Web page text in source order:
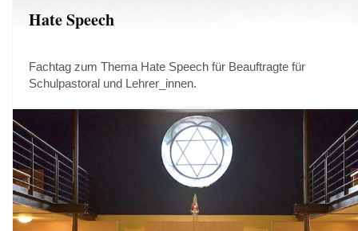
Hate Speech
Fachtag zum Thema Hate Speech für Beauftragte für
Schulpastoral und Lehrer_innen.